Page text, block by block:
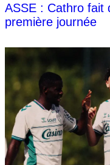
ASSE : Cathro fait
première journée